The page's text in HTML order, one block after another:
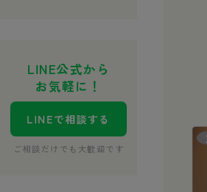
LINE公式から
お気軽に！
LINEで相談する
ご相談だけでも大歓迎です